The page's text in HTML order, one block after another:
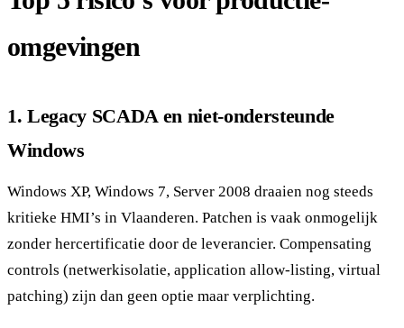
omgevingen
1. Legacy SCADA en niet-ondersteunde
Windows
Windows XP, Windows 7, Server 2008 draaien nog steeds
kritieke HMI’s in Vlaanderen. Patchen is vaak onmogelijk
zonder hercertificatie door de leverancier. Compensating
controls (netwerkisolatie, application allow-listing, virtual
patching) zijn dan geen optie maar verplichting.